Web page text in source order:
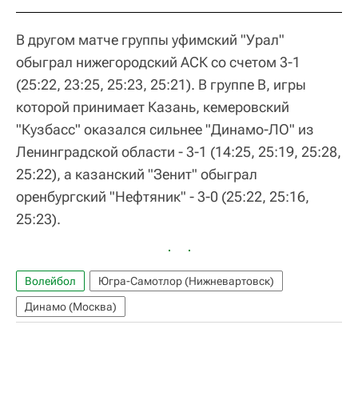
В другом матче группы уфимский "Урал"
обыграл нижегородский АСК со счетом 3-1
(25:22, 23:25, 25:23, 25:21). В группе В, игры
которой принимает Казань, кемеровский
"Кузбасс" оказался сильнее "Динамо-ЛО" из
Ленинградской области - 3-1 (14:25, 25:19, 25:28,
25:22), а казанский "Зенит" обыграл
оренбургский "Нефтяник" - 3-0 (25:22, 25:16,
25:23).
Волейбол
Югра-Самотлор (Нижневартовск)
Динамо (Москва)